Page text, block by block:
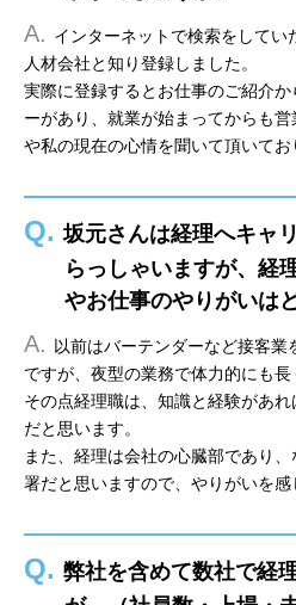
A. インターネットで検索をしてい
人材会社と知り登録しました。
実際に登録するとお仕事のご紹介
ーがあり、就業が始まってからも
や私の現在の心情を聞いて頂いてお
Q.坂元さんは経理へキャ
らっしゃいますが、経
やお仕事のやりがいは
A.
以前はバーテンダーなど接客
ですが、夜型の業務で体力的にも長
その点経理職は、知識と経験があ
だと思います。
また、経理は会社の心臓部であり
署だと思いますので、やりがいを感
Q. 弊社を含めて数社で経